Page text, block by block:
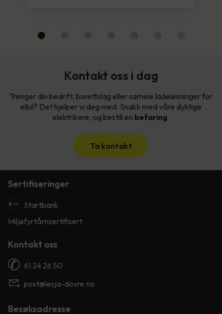
Kontakt oss i dag
Trenger din bedrift, borettslag eller sameie ladeløsninger for
elbil? Det hjelper vi deg med. Snakk med våre dyktige
elektrikere, og bestill en befaring.
Ta kontakt
Sertifiseringer
Startbank
Miljøfyrtårnsertifisert
Kontakt oss
61 24 26 50
post@lesja-dovre.no
Besøksadresse